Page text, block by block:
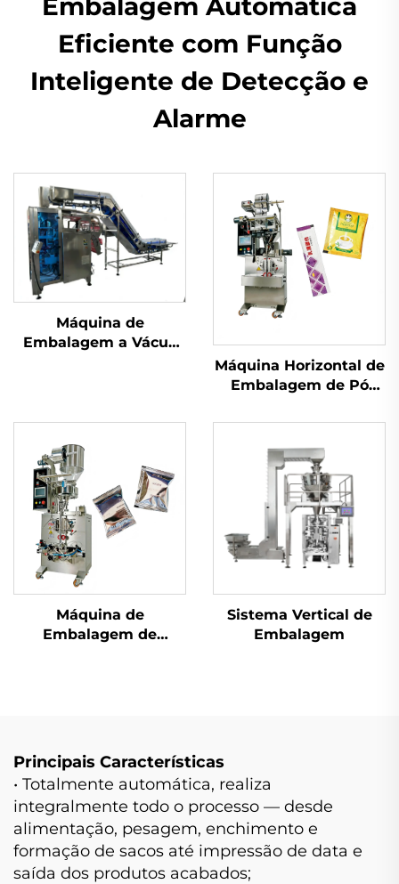
Eficiente com Função
Inteligente de Detecção e
Alarme
Máquina de
Embalagem a Vácuo
Máquina Horizontal de
Embalagem de Pó
Máquina de
Embalagem de
Sistema Vertical de
Embalagem
Principais Características
• Totalmente automática, realiza
integralmente todo o processo — desde
alimentação, pesagem, enchimento e
formação de sacos até impressão de data e
saída dos produtos acabados;